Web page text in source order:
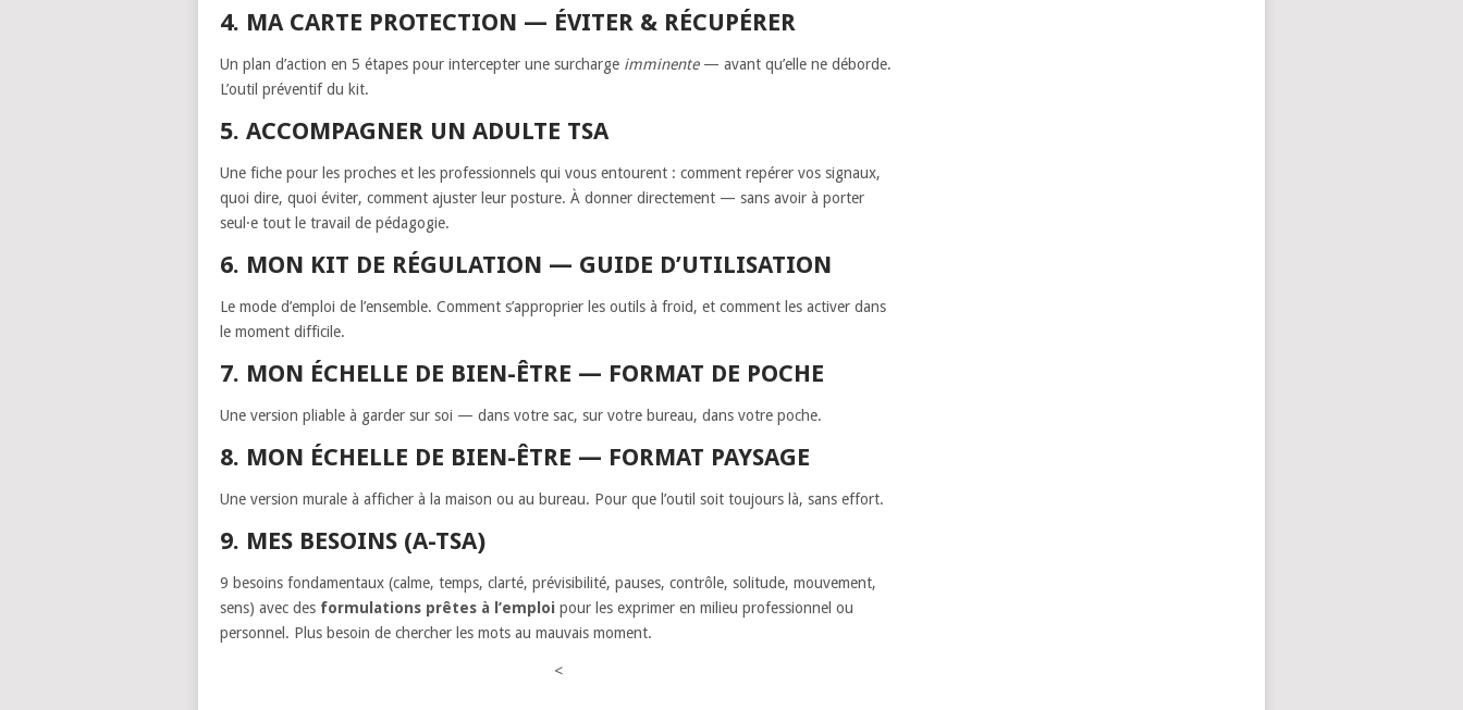
4. MA CARTE PROTECTION — ÉVITER & RÉCUPÉRER
Un plan d’action en 5 étapes pour intercepter une surcharge imminente— avant qu’elle ne déborde.
L’outil préventif du kit.
5. ACCOMPAGNER UN ADULTE TSA
Une fiche pour les proches et les professionnels qui vous entourent : comment repérer vos signaux,
quoi dire, quoi éviter, comment ajuster leur posture. À donner directement — sans avoir à porter
seul·e tout le travail de pédagogie.
6. MON KIT DE RÉGULATION — GUIDE D’UTILISATION
Le mode d’emploi de l’ensemble. Comment s’approprier les outils à froid, et comment les activer dans
le moment difficile.
7. MON ÉCHELLE DE BIEN-ÊTRE — FORMAT DE POCHE
Une version pliable à garder sur soi — dans votre sac, sur votre bureau, dans votre poche.
8. MON ÉCHELLE DE BIEN-ÊTRE — FORMAT PAYSAGE
Une version murale à afficher à la maison ou au bureau. Pour que l’outil soit toujours là, sans effort.
9. MES BESOINS (A-TSA)
9 besoins fondamentaux (calme, temps, clarté, prévisibilité, pauses, contrôle, solitude, mouvement,
sens) avec des formulations prêtes à l’emploi pour les exprimer en milieu professionnel ou
personnel. Plus besoin de chercher les mots au mauvais moment.
<